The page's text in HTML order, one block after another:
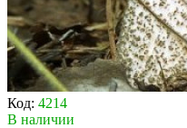
Код: 4214
В наличии